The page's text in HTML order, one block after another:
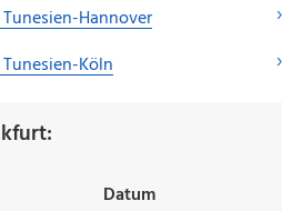
Hannover
Köln
Datum